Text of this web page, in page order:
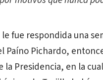
le fue respondida una
Paíno Pichardo,
la Presidencia, en la